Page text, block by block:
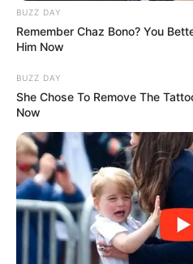
BUZZ DAY
Remember Chaz Bono? You
Him Now
BUZZ DAY
She Chose To Remove The
Now